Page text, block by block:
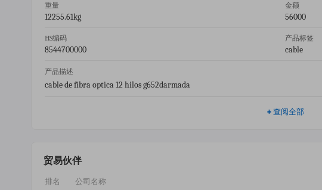
重量
12255.61kg
金额
56000
HS编码
8544700000
产品标签
cable
产品描述
cable de fibra optica 12 hilos g652darmada
+ 查阅全部
贸易伙伴
排名 公司名称